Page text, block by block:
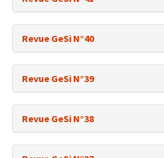
Revue GeSi N°40
Revue GeSi N°39
Revue GeSi N°38